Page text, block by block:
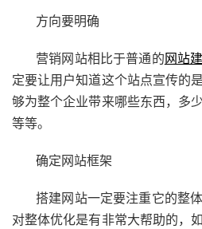
方向要明确
营销网站相比于普通的网站
定要让用户知道这个站点宣传的
够为整个企业带来哪些东西，多
等等。
确定网站框架
搭建网站一定要注重它的整
对整体优化是有非常大帮助的，